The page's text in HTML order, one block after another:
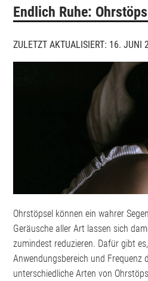
Endlich Ruhe:
ZULETZT AKTUALISIERT: 16. JUNI
Ohrstöpsel können ein wahrer
Geräusche aller Art lassen sich
zumindest reduzieren. Dafür gibt
Anwendungsbereich und Frequenz
unterschiedliche Arten von